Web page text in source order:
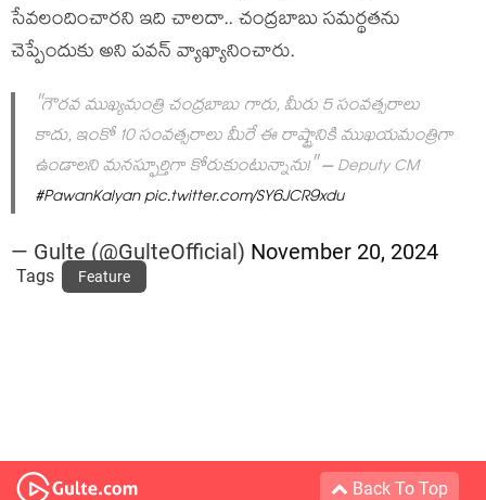
సేవ‌లందించార‌ని ఇది చాల‌దా.. చంద్ర‌బాబు స‌మ‌ర్థ‌త‌ను
చెప్పేందుకు అని ప‌వ‌న్ వ్యాఖ్యానించారు.
"గౌరవ ముఖ్యమంత్రి చంద్రబాబు గారు, మీరు 5 సంవత్సరాలు
కాదు, ఇంకో 10 సంవత్సరాలు మీరే ఈ రాష్ట్రానికి ముఖయమంత్రిగా
ఉండాలని మనస్ఫూర్తిగా కోరుకుంటున్నాను!" – Deputy CM
#PawanKalyanpic.twitter.com/SY6JCR9xdu
— Gulte (@GulteOfficial) November 20, 2024
Tags Feature
Back To Top